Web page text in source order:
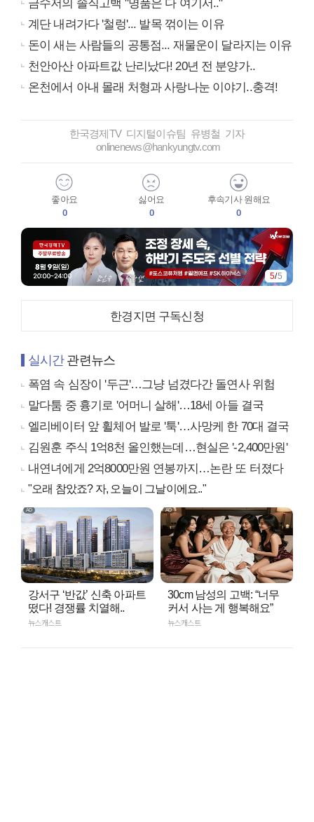
금수저의 솔직고백 "명품은 다 여기서.."
계단 내려가다 '철렁'... 발목 꺾이는 이유
돈이 새는 사람들의 공통점... 재물운이 달라지는 이유
천안아산 아파트값 난리났다! 20년 전 분양가..
온천에서 아내 몰래 처형과 사랑나눈 이야기..충격!
한국경제TV 디지털이슈팀 유병철 기자
onlinenews@hankyungtv.com
좋아요
0
싫어요
0
후속기사 원해요
0
5/5
한경지면 구독신청
실시간관련뉴스
폭염 속 심장이 '두근'…그냥 넘겼다간 돌연사 위험
말다툼 중 흉기로 '어머니 살해'…18세 아들 결국
엘리베이터 앞 휠체어 발로 '툭'…사망케 한 70대 결국
김원훈 주식 1억8천 올인했는데…현실은 '-2,400만원'
내연녀에게 2억8000만원 연봉까지…논란 또 터졌다
"오래 참았죠? 자, 오늘이 그날이에요.."
강서구 ‘반값’ 신축 아파트
떴다! 경쟁률 치열해..
뉴스캐스트
30cm 남성의 고백: “너무
커서 사는 게 행복해요”
뉴스캐스트